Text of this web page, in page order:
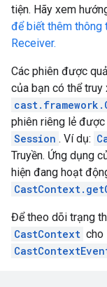
tiện. Hãy xem
để biết thêm thông
Receiver.
Các phiên được
của bạn có thể
phiên riêng lẻ
Session . Ví dụ:
Truyền. Ứng dụng
hiện đang hoạt
Để theo dõi trạng
CastContext cho